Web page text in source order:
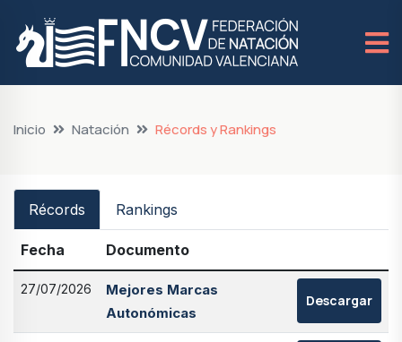
Inicio Natación Récords y Rankings
Récords Rankings
Fecha Documento
27/07/2026
Mejores Marcas
Autonómicas
Descargar